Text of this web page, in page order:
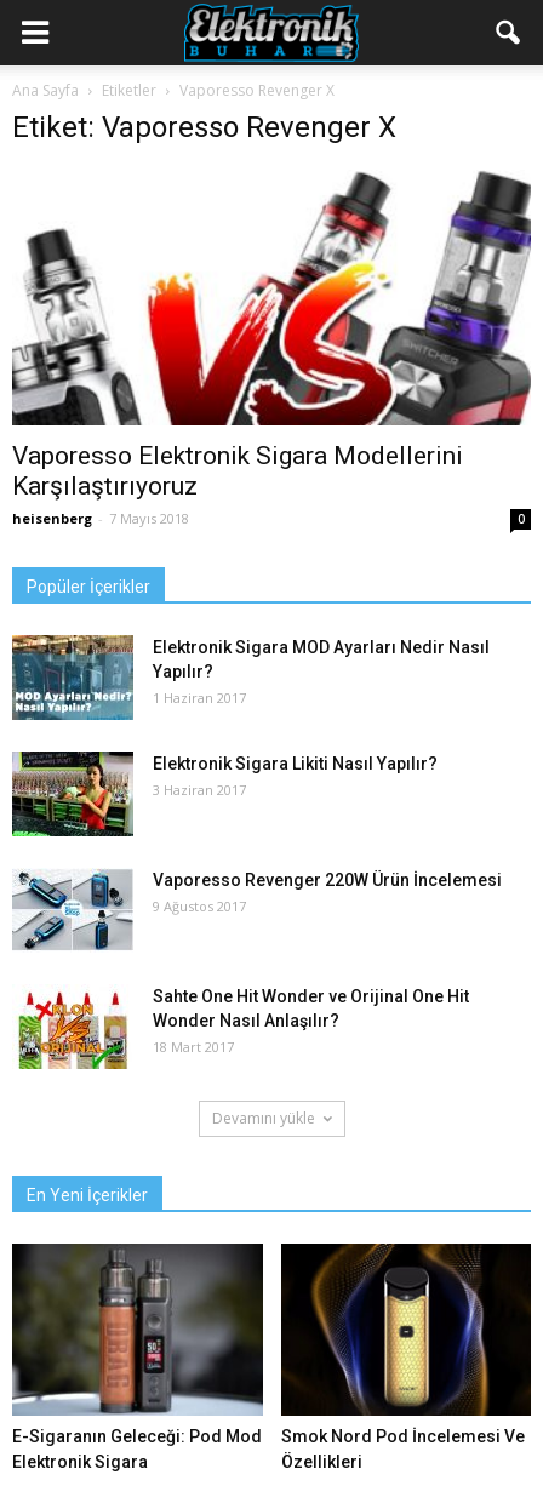
Ana Sayfa Etiketler Vaporesso Revenger X
Etiket: Vaporesso Revenger X
Vaporesso Elektronik Sigara Modellerini
Karşılaştırıyoruz
heisenberg - 7 Mayıs 2018 0
Popüler İçerikler
Elektronik Sigara MOD Ayarları Nedir Nasıl
Yapılır?
1 Haziran 2017
Elektronik Sigara Likiti Nasıl Yapılır?
3 Haziran 2017
Vaporesso Revenger 220W Ürün İncelemesi
9 Ağustos 2017
Sahte One Hit Wonder ve Orijinal One Hit
Wonder Nasıl Anlaşılır?
18 Mart 2017
Devamını yükle
En Yeni İçerikler
E-Sigaranın Geleceği: Pod Mod
Elektronik Sigara
Smok Nord Pod İncelemesi Ve
Özellikleri